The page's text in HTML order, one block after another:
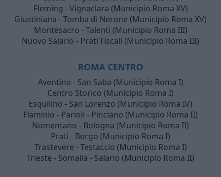
Fleming - Vignaclara (Municipio Roma XV)
Giustiniana - Tomba di Nerone (Municipio Roma XV)
Montesacro - Talenti (Municipio Roma III)
Nuovo Salario - Prati Fiscali (Municipio Roma III)
ROMA CENTRO
Aventino - San Saba (Municipio Roma I)
Centro Storico (Municipio Roma I)
Esquilino - San Lorenzo (Municipio Roma IV)
Flaminio - Parioli - Pinciano (Municipio Roma II)
Nomentano - Bologna (Municipio Roma II)
Prati - Borgo (Municipio Roma I)
Trastevere - Testaccio (Municipio Roma I)
Trieste - Somalia - Salario (Municipio Roma II)